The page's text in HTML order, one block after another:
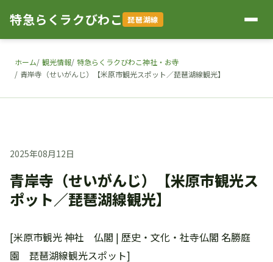
特急らくラクびわこ 琵琶湖線
ホーム 観光情報 特急らくラクびわこ神社・お寺
青岸寺（せいがんじ）【米原市観光スポット／琵琶湖線観光】
2025年08月12日
青岸寺（せいがんじ）【米原市観光ス
ポット／琵琶湖線観光】
[米原市観光 神社 仏閣 | 歴史・文化・社寺仏閣 名勝庭
園 琵琶湖線観光スポット]